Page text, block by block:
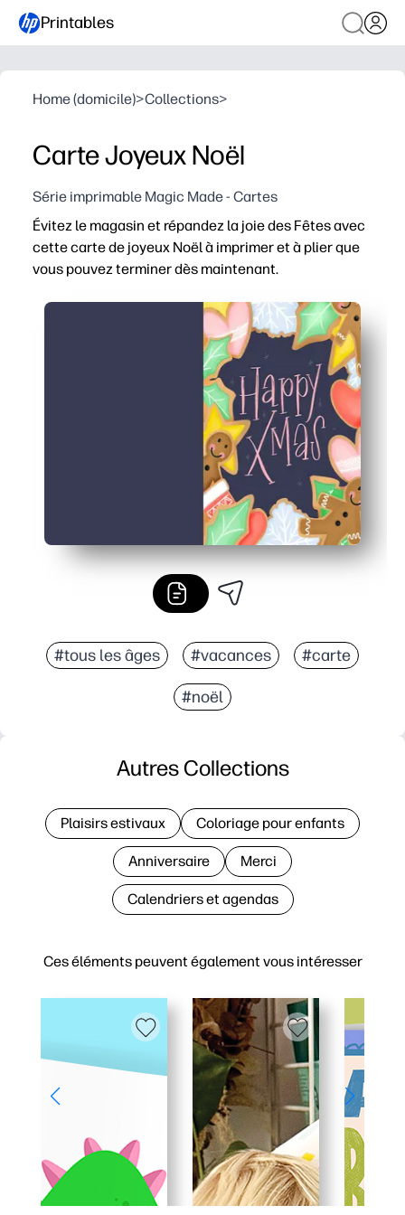
Printables
Home (domicile)>Collections>
Carte Joyeux Noël
Série imprimable Magic Made - Cartes
Évitez le magasin et répandez la joie des Fêtes avec
cette carte de joyeux Noël à imprimer et à plier que
vous pouvez terminer dès maintenant.
Pas de préparation : il vous suffit d'imprimer, de plier
Le design adapté aux enfants permet aux enfants de
Imprimez-en autant que nécessaire pour les
Fonctionne avec votre imprimante personnelle et du
#tous les âges #vacances #carte
#noël
Ces éléments peuvent également vous intéresser
Autres Collections
Plaisirs estivaux Coloriage pour enfants
Anniversaire Merci
Calendriers et agendas